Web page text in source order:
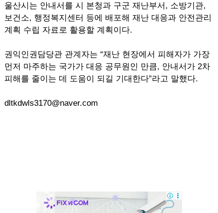
울산시는 안내서를 시 본청과 구군 재난부서, 소방기관,
보건소, 행정복지센터 등에 배포해 재난 대응과 안전관리
계획 수립 자료로 활용할 계획이다.
권익인권담당관 관계자는 “재난 현장에서 피해자가 가장
먼저 마주하는 국가가 대응 공무원인 만큼, 안내서가 2차
피해를 줄이는 데 도움이 되길 기대한다”라고 말했다.
dltkdwls3170@naver.com